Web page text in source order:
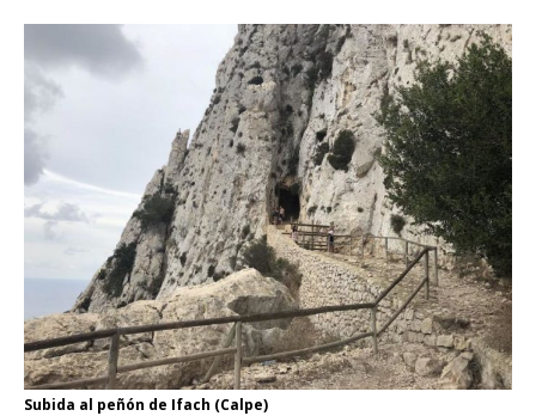
Subida al peñón de Ifach (Calpe)